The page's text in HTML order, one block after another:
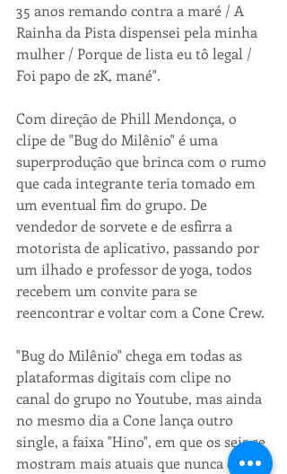
35 anos remando contra a maré / A
Rainha da Pista dispensei pela minha
mulher / Porque de lista eu tô legal /
Foi papo de 2K, mané".
Com direção de Phill Mendonça, o
clipe de "Bug do Milênio" é uma
superprodução que brinca com o rumo
que cada integrante teria tomado em
um eventual fim do grupo. De
vendedor de sorvete e de esfirra a
motorista de aplicativo, passando por
um ilhado e professor de yoga, todos
recebem um convite para se
reencontrar e voltar com a Cone Crew.
"Bug do Milênio" chega em todas as
plataformas digitais com clipe no
canal do grupo no Youtube, mas ainda
no mesmo dia a Cone lança outro
single, a faixa "Hino", em que os seis se
mostram mais atuais que nunca e